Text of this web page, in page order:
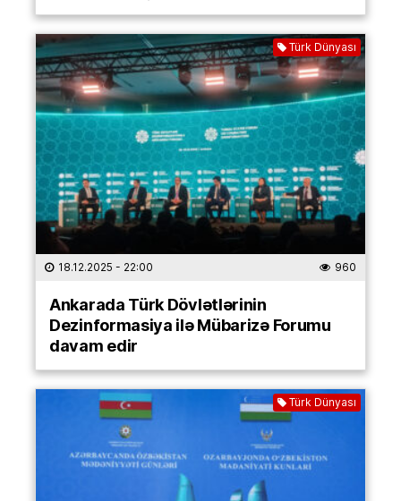
Türk Dünyası
18.12.2025 - 22:00 960
Ankarada Türk Dövlətlərinin
Dezinformasiya ilə Mübarizə Forumu
davam edir
Türk Dünyası